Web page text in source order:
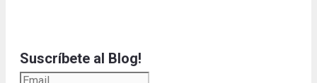
Suscríbete al Blog!